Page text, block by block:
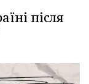
після